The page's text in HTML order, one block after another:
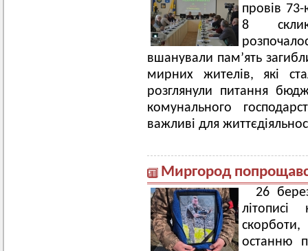
провів
8
вшанували пам’ять
мирних жителів, які
розглянули питання
комунального
важливі для
Миргород
26
останню